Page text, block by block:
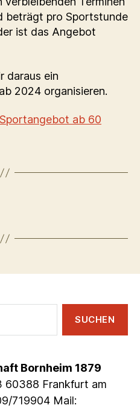
beträgt pro Sportstunde
ist das Angebot
daraus ein
2024 organisieren.
ab 60
Bornheim 1879
60388 Frankfurt am
719904 Mail: